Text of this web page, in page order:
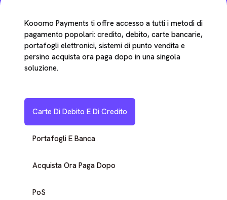
Kooomo Payments ti offre accesso a tutti i metodi di
pagamento popolari: credito, debito, carte bancarie,
portafogli elettronici, sistemi di punto vendita e
persino acquista ora paga dopo in una singola
soluzione.
Carte Di Debito E Di Credito
Portafogli E Banca
Acquista Ora Paga Dopo
PoS